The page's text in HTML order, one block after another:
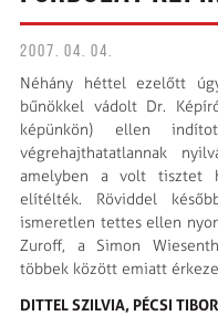
2007. 04. 04.
Néhány héttel ezelőtt
bűnökkel vádolt Dr.
képünkön) ellen
végrehajthatatlannak
amelyben a volt tisztet
elítélték. Röviddel
ismeretlen tettes ellen
Zuroff, a Simon
többek között emiatt
DITTEL SZILVIA, PÉCSI TIBOR